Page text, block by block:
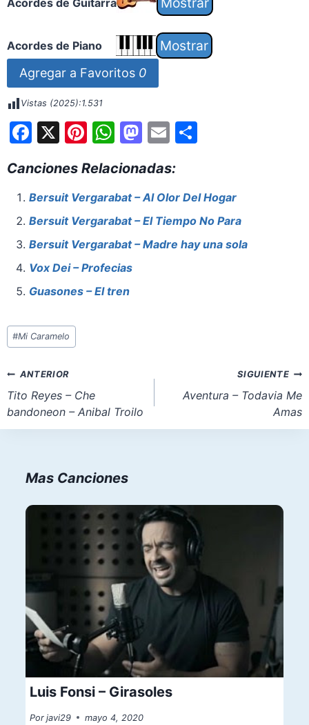
Acordes de Piano
Agregar a Favoritos 0
Vistas (2025):1.531
F
c
e
b
o
o
k
X Pi
er
e
st
W
at
s
A
p
p
M
st
o
d
o
E
ai
l
S
e
Canciones Relacionadas:
Bersuit Vergarabat – Al Olor Del Hogar
Bersuit Vergarabat – El Tiempo No Para
Bersuit Vergarabat – Madre hay una sola
Vox Dei – Profecias
Guasones – El tren
Etiquetas
de
entrada:
#Mi Caramelo
Navegación
de
entradas
ANTERIOR
Tito Reyes – Che
bandoneon – Anibal Troilo
SIGUIENTE
Aventura – Todavia Me
Amas
Mas Canciones
Luis Fonsi – Girasoles
Por javi29 mayo 4, 2020